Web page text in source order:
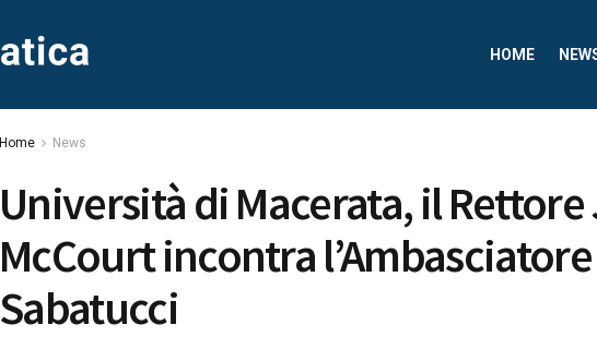
HOME
Home News
Università di Macerata, il
McCourt incontra
Sabatucci